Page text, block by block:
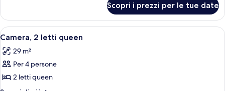
king,
accessibile
ai
disabili,
vasca
da
bagno
1
letto
king,
ai
disabili,
da
Scopri i prezzi per le tue date
Apri
tutte
le
foto
per
Una camera d'albergo con due letti,
7
Camera, 2 letti queen
29 m²
Per 4 persone
2 letti queen